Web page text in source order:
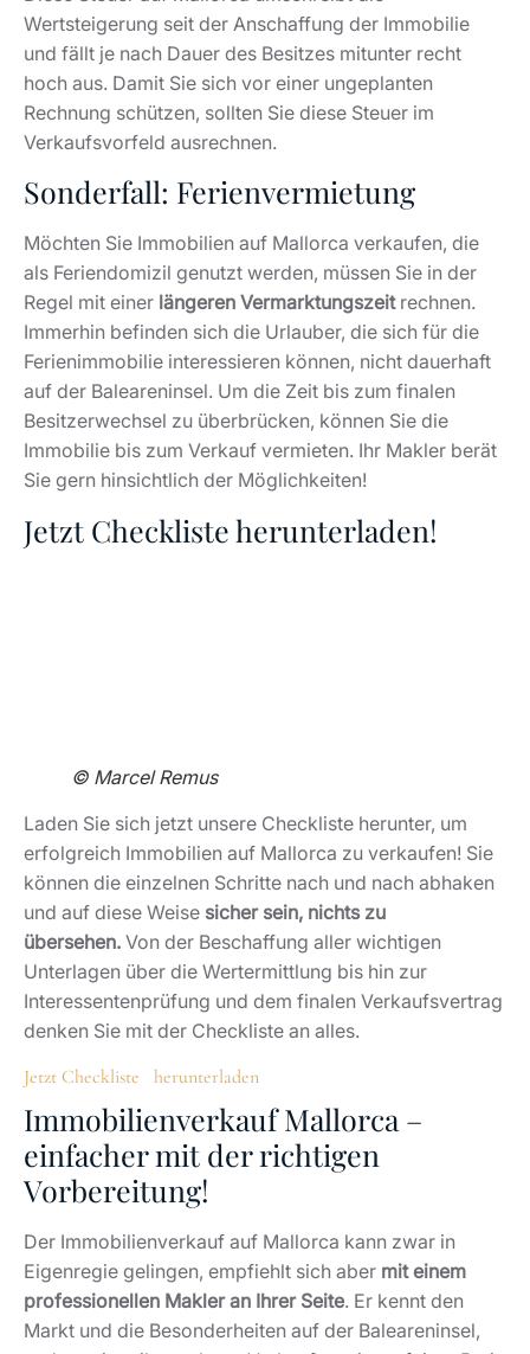
Regel mit einerlängeren Vermarktungszeit
Immerhin befinden sich die Urlauber, die sich für die
Ferienimmobilie interessieren können, nicht dauerhaft
auf der Baleareninsel. Um die Zeit bis zum finalen
Besitzerwechsel zu überbrücken, können Sie die
Immobilie bis zum Verkauf vermieten. Ihr Makler berät
Sie gern hinsichtlich der Möglichkeiten!
Jetzt Checkliste herunterladen!
© Marcel Remus
Laden Sie sich jetzt unsere Checkliste herunter, um
erfolgreich Immobilien auf Mallorca zu verkaufen! Sie
können die einzelnen Schritte nach und nach abhaken
und auf diese Weise
sicher sein, nichts zu
übersehen.
Von der Beschaffung aller wichtigen
Unterlagen über die Wertermittlung bis hin zur
Eigenregie gelingen, empfiehlt sich abermit einem
professionellen Makler an Ihrer Seite. Er kennt den
Markt und die Besonderheiten auf der Baleareninsel,
sodass ein reibungsloser Verkauf zu einem fairen Preis
ermöglicht wird. Wir von Marcel Remus Real Estates
freuen uns ganz besonders auf Ihren Auftrag und
darauf, das Komplettpaket für den Immobilienverkauf
auf Mallorca zur Verfügung zu stellen. Dann erledigen
wir die einzelnen Aufgaben für Sie und Sie können sich
entspannt zurücklehnen!
Gerne stehen Ihnen unsere Experten zur Verfügung,
falls Sie Fragen haben. Marcel Remus Real Estate steht
für exzellente Kundenbetreuung!
aufnehmen.
FAQ – Häufig gestellte Fragen zum
„Immobilienverkauf Mallorca“